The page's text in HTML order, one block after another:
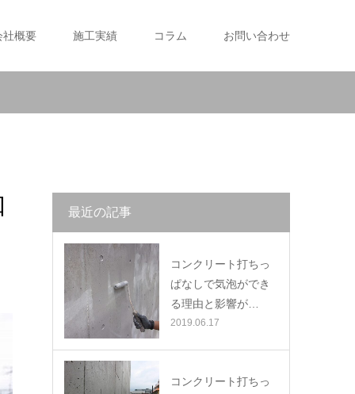
社概要 施工実績 コラム お問い合わせ
最近の記事
コンクリート打ちっ
ぱなしで気泡ができ
る理由と影響が…
2019.06.17
コンクリート打ちっ